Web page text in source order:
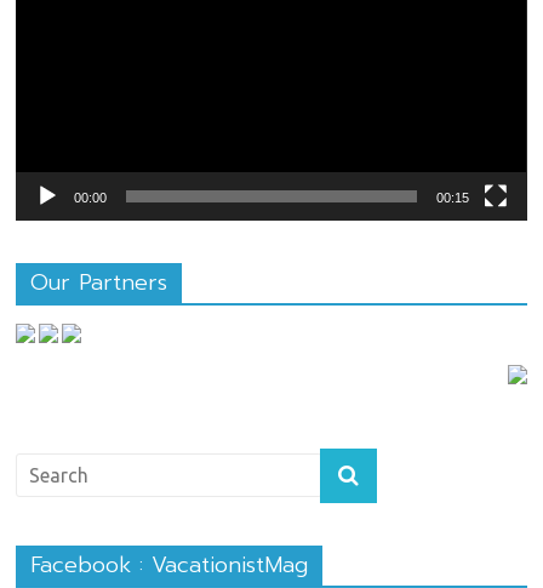
00:00 00:15
Our Partners
Facebook : VacationistMag